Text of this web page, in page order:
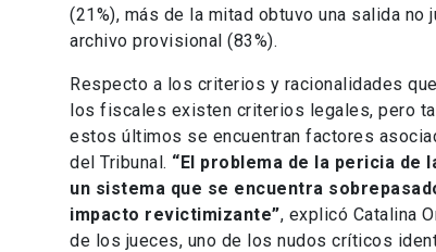
(21%), más de la mitad obtuvo una salida
archivo provisional (83%).
Respecto a los criterios y racionalidades
los fiscales existen criterios legales, pero
estos últimos se encuentran factores
del Tribunal. “El problema de la pericia
un sistema que se encuentra
impacto revictimizante”, explicó Catalina
de los jueces, uno de los nudos críticos